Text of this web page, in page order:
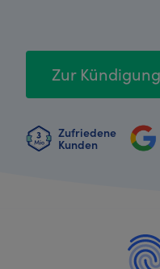
Zur
Zufriedene
Kunden